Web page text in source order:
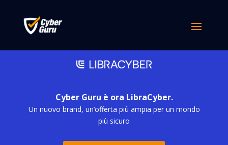
Cyber Guru è ora LibraCyber.
Un nuovo brand, un’offerta più ampia per un mondo
più sicuro